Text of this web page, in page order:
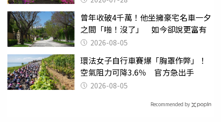
曾年收破4千萬！他坐擁豪宅名車一夕
之間「啪！沒了」 如今卻說更富有
2026-08-05
環法女子自行車賽爆「胸罩作弊」！
空氣阻力可降3.6％ 官方急出手
2026-08-05
Recommended by